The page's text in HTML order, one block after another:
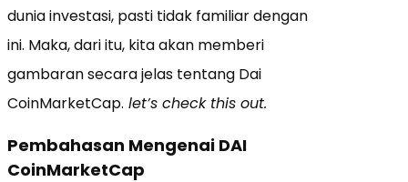
dunia investasi, pasti tidak familiar dengan
ini. Maka, dari itu, kita akan memberi
gambaran secara jelas tentang Dai
CoinMarketCap. let’s check this out.
Pembahasan Mengenai DAI
CoinMarketCap